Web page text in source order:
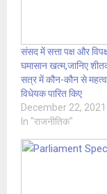
संसद में सत्ता पक्ष और
घमासान खत्म,जानिए
सत्र में कौन-कौन से
विधेयक पारित किए
December 22, 2021
In "राजनीतिक"